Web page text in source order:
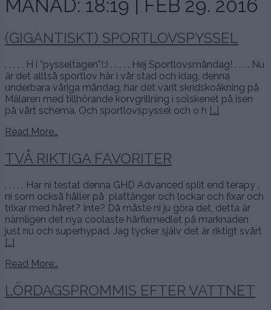
MÅNAD: 18:19 | FEB 29. 2016
(GIGANTISKT) SPORTLOVSPYSSEL
. . . . . H i ”pysseltagen”!:) . . . . . Hej Sportlovsmåndag! . . . . Nu
är det alltså sportlov här i vår stad och idag, denna
underbara våriga måndag, har det varit skridskoåkning på
Mälaren med tillhörande korvgrillning i solskenet på isen
på vårt schema. Och sportlovspyssel och o h […]
Read More…
TVÅ RIKTIGA FAVORITER
. . . . . Har ni testat denna GHD Advanced split end terapy ,
ni som också håller på plattänger och lockar och fixar och
trixar med håret? Inte? Då måste ni ju göra det, detta är
nämligen det nya coolaste hårfixmedlet på marknaden
just nu och superhypad. Jag tycker själv det är riktigt svårt
[…]
Read More…
LÖRDAGSPROMMIS EFTER VATTNET